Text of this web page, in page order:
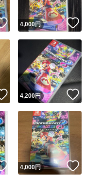
Yahoo!フリマが定めた一
安心取引出品者
安心取引出品者
取引実績
商品画像の無断
いいね！
4,000円
いいね！
4,200円
いいね！
4,000円